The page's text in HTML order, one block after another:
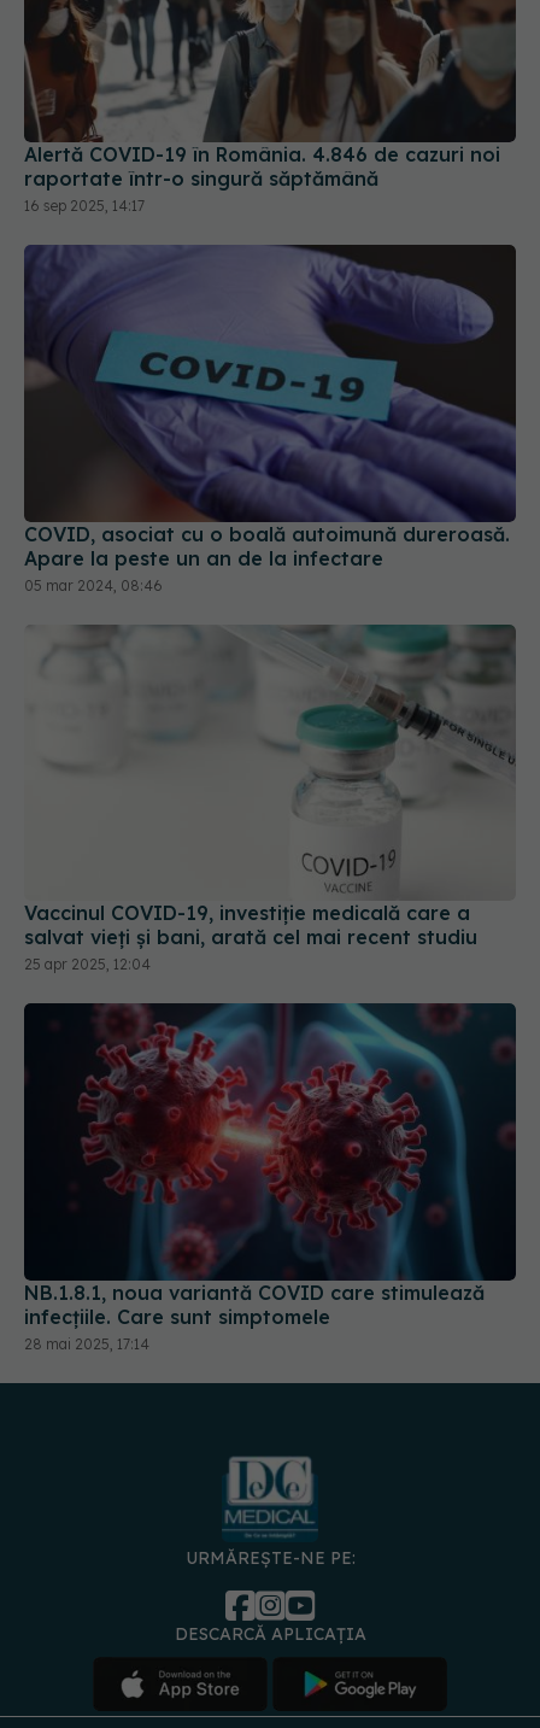
Alertă COVID-19 în România. 4.846 de cazuri noi
raportate într-o singură săptămână
16 sep 2025, 14:17
COVID, asociat cu o boală autoimună dureroasă.
Apare la peste un an de la infectare
05 mar 2024, 08:46
Vaccinul COVID-19, investiție medicală care a
salvat vieți și bani, arată cel mai recent studiu
25 apr 2025, 12:04
NB.1.8.1, noua variantă COVID care stimulează
infecțiile. Care sunt simptomele
28 mai 2025, 17:14
URMĂREȘTE-NE PE:
DESCARCĂ APLICAȚIA